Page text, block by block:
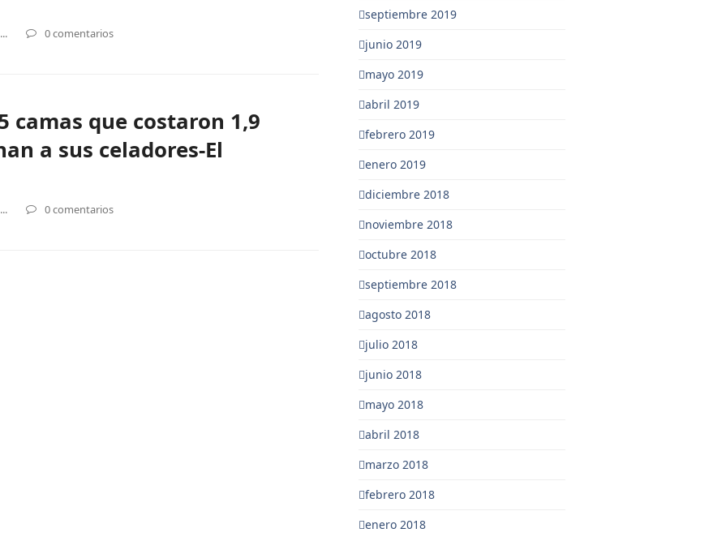
0 comentarios
camas que costaron 1,9
a sus celadores-El
0 comentarios
septiembre 2019
junio 2019
mayo 2019
abril 2019
febrero 2019
enero 2019
diciembre 2018
noviembre 2018
octubre 2018
septiembre 2018
agosto 2018
julio 2018
junio 2018
mayo 2018
abril 2018
marzo 2018
febrero 2018
enero 2018